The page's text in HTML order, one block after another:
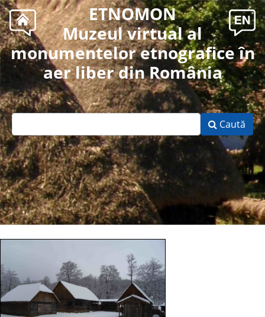
ETNOMON
Muzeul virtual al
monumentelor etnografice în
aer liber din România
Caută